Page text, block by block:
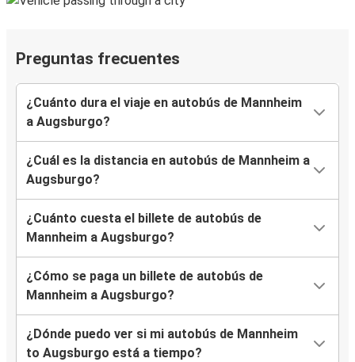
Preguntas frecuentes
¿Cuánto dura el viaje en autobús de Mannheim
a Augsburgo?
¿Cuál es la distancia en autobús de Mannheim a
Augsburgo?
¿Cuánto cuesta el billete de autobús de
Mannheim a Augsburgo?
¿Cómo se paga un billete de autobús de
Mannheim a Augsburgo?
¿Dónde puedo ver si mi autobús de Mannheim
to Augsburgo está a tiempo?